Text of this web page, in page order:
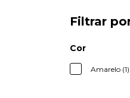
Filtrar
Cor
Amarelo (1)